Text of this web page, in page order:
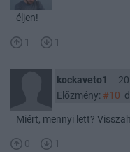
éljen!
1 1
kockaveto1
Előzmény: #10
Miért, mennyi lett?
0 1